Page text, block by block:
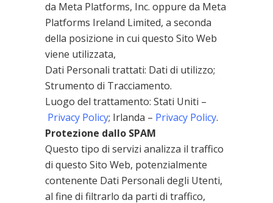
da Meta Platforms, Inc. oppure da Meta
Platforms Ireland Limited, a seconda
della posizione in cui questo Sito Web
viene utilizzata,
Dati Personali trattati: Dati di utilizzo;
Strumento di Tracciamento.
Luogo del trattamento: Stati Uniti –
Privacy Policy; Irlanda – Privacy Policy.
Protezione dallo SPAM
Questo tipo di servizi analizza il traffico
di questo Sito Web, potenzialmente
contenente Dati Personali degli Utenti,
al fine di filtrarlo da parti di traffico,